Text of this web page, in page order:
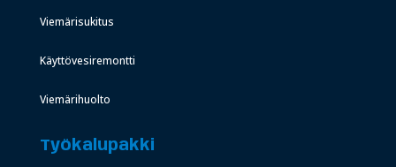
Viemärisukitus
Käyttövesiremontti
Viemärihuolto
Työkalupakki